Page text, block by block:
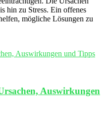
hin zu Stress. Ein offenes
mögliche Lösungen zu
Auswirkungen